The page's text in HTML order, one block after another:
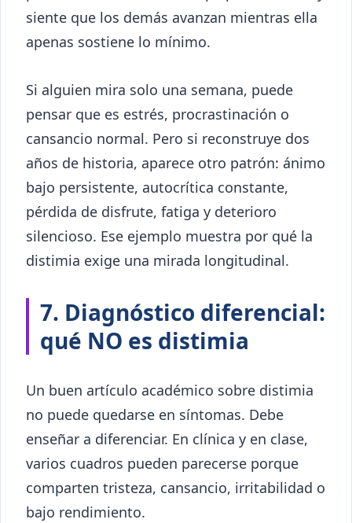
siente que los demás avanzan mientras ella
apenas sostiene lo mínimo.
Si alguien mira solo una semana, puede
pensar que es estrés, procrastinación o
cansancio normal. Pero si reconstruye dos
años de historia, aparece otro patrón: ánimo
bajo persistente, autocrítica constante,
pérdida de disfrute, fatiga y deterioro
silencioso. Ese ejemplo muestra por qué la
distimia exige una mirada longitudinal.
7. Diagnóstico diferencial:
qué NO es distimia
Un buen artículo académico sobre distimia
no puede quedarse en síntomas. Debe
enseñar a diferenciar. En clínica y en clase,
varios cuadros pueden parecerse porque
comparten tristeza, cansancio, irritabilidad o
bajo rendimiento.